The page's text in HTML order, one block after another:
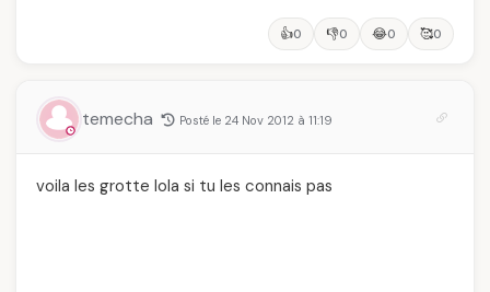
👍0 👎0 😂0 🥰0
temecha Posté le 24 Nov 2012 à 11:19
voila les grotte lola si tu les connais pas